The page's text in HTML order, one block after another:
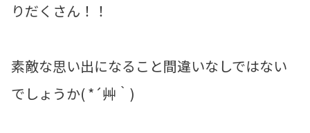
りだくさん！！
素敵な思い出になること間違いなしではない
でしょうか( *´艸｀)